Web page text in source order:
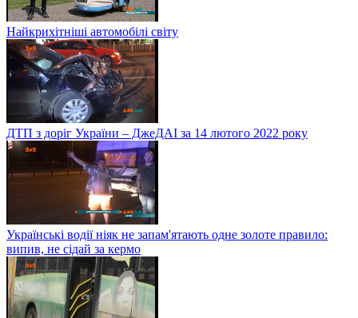
Найкрихітніші автомобілі світу
ДТП з доріг України – ДжеДАІ за 14 лютого 2022 року
Українські водії ніяк не запам'ятають одне золоте правило:
випив, не сідай за кермо